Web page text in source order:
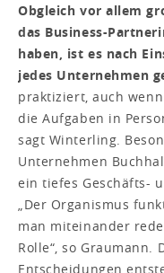
Obgleich vor allem
das Business-
haben, ist es nach
jedes Unternehmen
praktiziert, auch
die Aufgaben in
sagt Winterling.
Unternehmen
ein tiefes Geschäfts-
„Der Organismus
man miteinander
Rolle“, so Graumann.
Entscheidungen